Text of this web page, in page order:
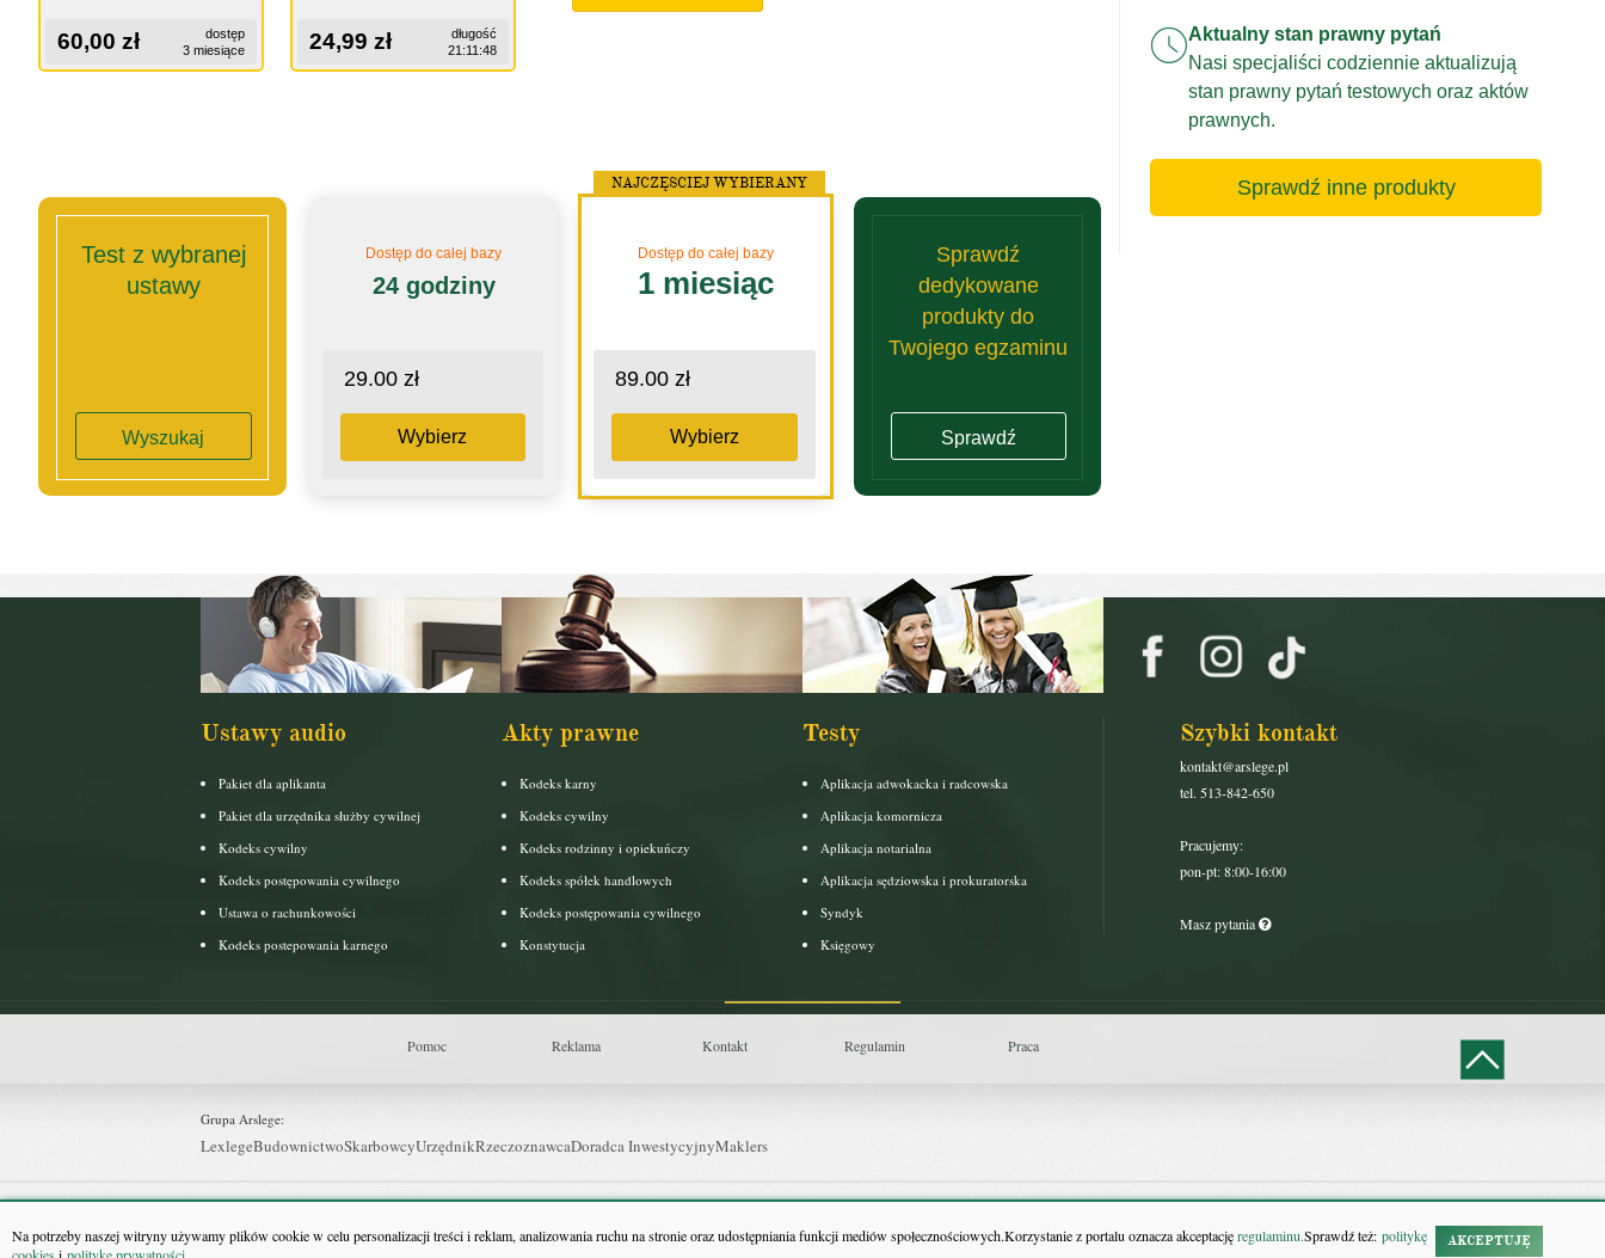
Na potrzeby naszej witryny używamy plików cookie w celu personalizacji treści i reklam, analizowania ruchu na stronie oraz udostępniania funkcji mediów społecznościowych.Korzystanie z portalu oznacza akceptacjęregulaminu.Sprawdź też: politykę
AKCEPTUJĘ
60,00 zł
dostęp
3 miesiące
24,99 zł
długość
21:11:48
Test z wybranej
ustawy
Wyszukaj
Dostęp do całej bazy
24 godziny
29.00 zł
Wybierz
Dostęp do całej bazy
1 miesiąc
89.00 zł
Wybierz
NAJCZĘSCIEJ WYBIERANY
Sprawdź
dedykowane
produkty do
Twojego egzaminu
Sprawdź
Aktualny stan prawny pytań
Nasi specjaliści codziennie aktualizują
stan prawny pytań testowych oraz aktów
prawnych.
Sprawdź inne produkty
Ustawy audio
Pakiet dla aplikanta
Pakiet dla urzędnika służby cywilnej
Kodeks cywilny
Kodeks postępowania cywilnego
Ustawa o rachunkowości
Kodeks postepowania karnego
Akty prawne
Kodeks karny
Kodeks cywilny
Kodeks rodzinny i opiekuńczy
Kodeks spółek handlowych
Kodeks postępowania cywilnego
Konstytucja
Testy
Aplikacja adwokacka i radcowska
Aplikacja komornicza
Aplikacja notarialna
Aplikacja sędziowska i prokuratorska
Syndyk
Księgowy
Szybki kontakt
kontakt@arslege.pl
tel. 513-842-650
Pracujemy:
pon-pt: 8:00-16:00
Masz pytania
Pomoc Reklama Kontakt Regulamin Praca
Grupa Arslege:
LexlegeBudownictwoSkarbowcyUrzędnikRzeczoznawcaDoradca InwestycyjnyMaklers
Grupa Bonnier:
Puls BiznesuBankierPuls MedycynyMonitor FirmPuls FarmacjiPit.pl